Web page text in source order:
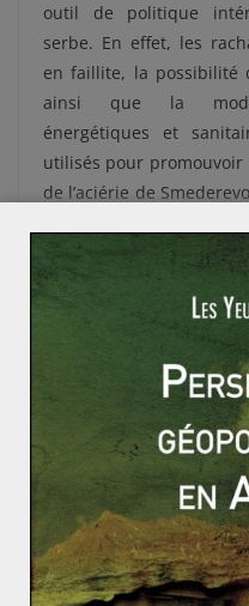
outil de politique
serbe. En effet, les
en faillite, la possibilité
ainsi que la
énergétiques et
utilisés pour
de l’aciérie de
en est la vitrine. Ces
car beaucoup
ressortissants chinois,
emplois locaux. Les
une grande
Qui se
d’alignement
Le 8 mai dernier,
à la politique d’une
affirmé “Oui, Taiwan est
de tensions dans la